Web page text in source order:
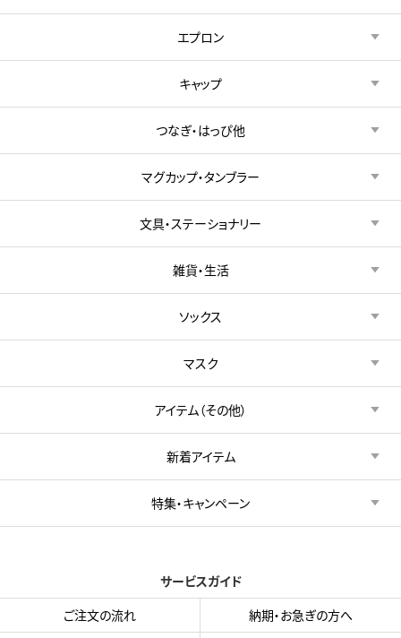
エプロン
キャップ
つなぎ・はっぴ他
マグカップ・タンブラー
文具・ステーショナリー
雑貨・生活
ソックス
マスク
アイテム（その他）
新着アイテム
特集・キャンペーン
サービスガイド
ご注文の流れ
納期・お急ぎの方へ